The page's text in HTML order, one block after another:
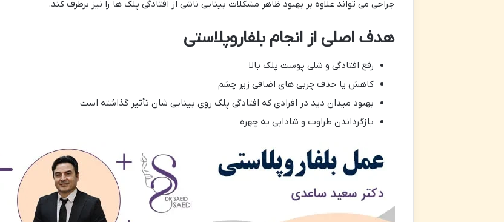
جراحی می تواند علاوه بر بهبود ظاهر مشکلات بینایی ناشی از افتادگی پلک ها را نیز برطرف کند.
هدف اصلی از انجام بلفاروپلاستی
رفع افتادگی و شلی پوست پلک بالا
کاهش یا حذف چربی های اضافی زیر چشم
بهبود میدان دید در افرادی که افتادگی پلک روی بینایی شان تأثیر گذاشته است
بازگرداندن طراوت و شادابی به چهره